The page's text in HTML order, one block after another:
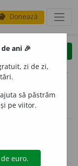
Donează
clear
opțiuni
ani 🎉
zi de zi,
să păstrăm
pe viitor.